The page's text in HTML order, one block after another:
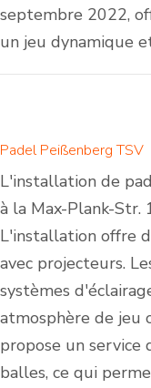
septembre 2022,
un jeu dynamique
Padel Peißenberg TSV
L'installation de
à la Max-Plank-Str.
L'installation offre
avec projecteurs.
systèmes
atmosphère de jeu
propose un
balles, ce qui